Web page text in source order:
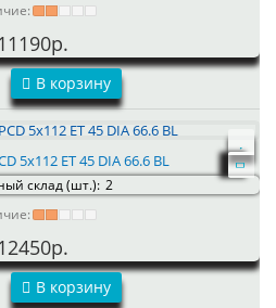
11190р.
В корзину
5x112 ET 45 DIA 66.6 BL
склад (шт.): 2
12450р.
В корзину